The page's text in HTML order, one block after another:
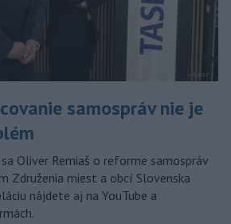
samospráv nie je
Oliver Remiaš o reforme samospráv
Združenia miest a obcí Slovenska
nájdete aj na YouTube a